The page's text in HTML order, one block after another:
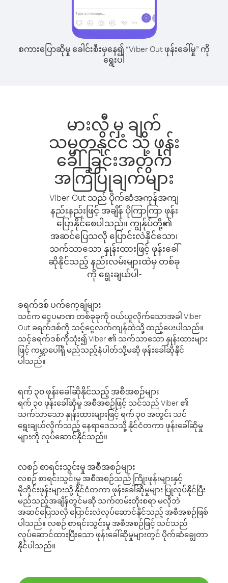
စကားပြောဆိုမှု ခေါင်းစီးမှနေ၍ “Viber Out ဖုန်းခေါ်မှု” ကို
ရွေးပါ
မားလီ မှ ချက်
သမ္မတနိုင်ငံ သို့ ဖုန်း
ခေါ်ခြင်းအတွက်
အကြံပြုချက်များ
Viber Out သည် ပိုက်ဆံအကုန်အကျ
နည်းနည်းဖြင့် အချိန် ပိုကြာကြာ ဖုန်း
ပြောနိုင်စေပါသည်။ ကျွန်ုပ်တို့၏
အဆင်ပြေသလို ပြောင်းလဲနိုင်သော၊
သက်သာသော နှုန်းထားဖြင့် ဖုန်းခေါ်
ဆိုနိုင်သည့် နည်းလမ်းများထဲမှ တစ်ခု
ကို ရွေးချယ်ပါ-
ခရက်ဒစ် ပက်ကေ့ချ်များ
သင်က ငွေပမာဏ တစ်ခုခုကို ဝယ်ယူလိုက်သောအခါ Viber
Out ခရက်ဒစ်ကို သင့်ငွေလက်ကျန်ထဲသို့ ထည့်ပေးပါသည်။
သင့်ခရက်ဒစ်ကိုသုံး၍ Viber ၏ သက်သာသော နှုန်းထားများ
ဖြင့် ကမ္ဘာပေါ်ရှိ မည်သည့်နံပါတ်သို့မဆို ဖုန်းခေါ်ဆိုနိုင်
ပါသည်။
ရက် ၃၀ ဖုန်းခေါ်ဆိုနိုင်သည့် အစီအစဉ်များ
ရက် ၃၀ ဖုန်းခေါ်ဆိုမှု အစီအစဉ်ဖြင့် သင်သည် Viber ၏
သက်သာသော နှုန်းထားများဖြင့် ရက် ၃၀ အတွင်း သင်
ရွေးချယ်လိုက်သည့် နေရာဒေသသို့ နိုင်ငံတကာ ဖုန်းခေါ်ဆိုမှု
များကို လုပ်ဆောင်နိုင်သည်။
လစဉ် စာရင်းသွင်းမှု အစီအစဉ်များ
လစဉ် စာရင်းသွင်းမှု အစီအစဉ်သည် ကြိုးဖုန်းများနှင့်
မိုဘိုင်းဖုန်းများသို့ နိုင်ငံတကာ ဖုန်းခေါ်ဆိုမှုများ ပြုလုပ်နိုင်ပြီး
မည်သည့်အချိန်တွင်မဆို သက်တမ်းတိုးစရာ မလိုဘဲ
အဆင်ပြေသလို ပြောင်းလဲလုပ်ဆောင်နိုင်သည့် အစီအစဉ်ဖြစ်
ပါသည်။ လစဉ် စာရင်းသွင်းမှု အစီအစဉ်ဖြင့် သင်သည်
လုပ်ဆောင်ထားပြီးသော ဖုန်းခေါ်ဆိုမှုများတွင် ပိုက်ဆံချွေတာ
နိုင်ပါသည်။